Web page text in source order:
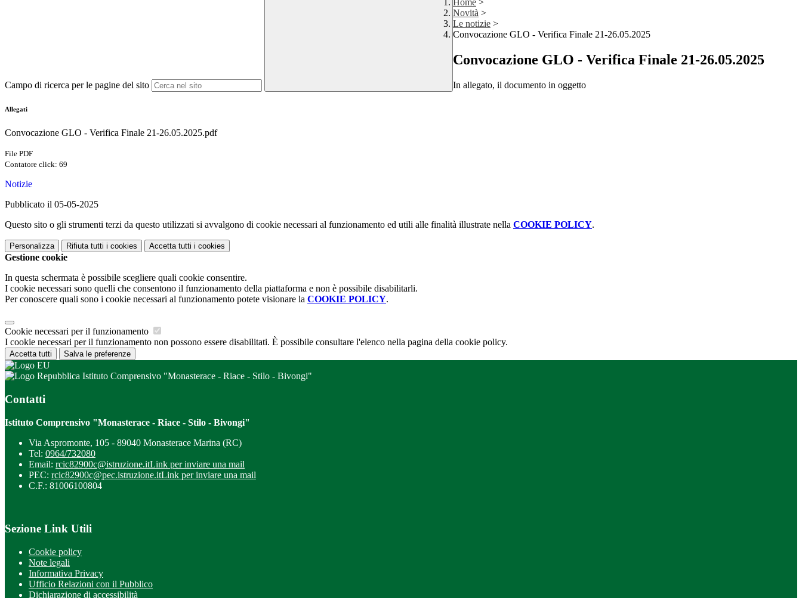
Campo di ricerca per le pagine del sito
Home >
Novità >
Le notizie >
Convocazione GLO - Verifica Finale 21-26.05.2025
Convocazione GLO - Verifica Finale 21-26.05.2025
In allegato, il documento in oggetto
Allegati
Convocazione GLO - Verifica Finale 21-26.05.2025.pdf
File PDF
Contatore click: 69
Notizie
Pubblicato il 05-05-2025
Questo sito o gli strumenti terzi da questo utilizzati si avvalgono di cookie necessari al funzionamento ed utili alle finalità illustrate nella COOKIE POLICY.
Personalizza Rifiuta tutti i cookies Accetta tutti i cookies
Gestione cookie
In questa schermata è possibile scegliere quali cookie consentire.
I cookie necessari sono quelli che consentono il funzionamento della piattaforma e non è possibile disabilitarli.
Per conoscere quali sono i cookie necessari al funzionamento potete visionare la COOKIE POLICY.
Cookie necessari per il funzionamento
I cookie necessari per il funzionamento non possono essere disabilitati. È possibile consultare l'elenco nella pagina della cookie policy.
Accetta tutti Salva le preferenze
Istituto Comprensivo "Monasterace - Riace - Stilo - Bivongi"
Contatti
Istituto Comprensivo "Monasterace - Riace - Stilo - Bivongi"
Via Aspromonte, 105 - 89040 Monasterace Marina (RC)
Tel: 0964/732080
Email: rcic82900c@istruzione.itLink per inviare una mail
PEC: rcic82900c@pec.istruzione.itLink per inviare una mail
C.F.: 81006100804
Sezione Link Utili
Cookie policy
Note legali
Informativa Privacy
Ufficio Relazioni con il Pubblico
Dichiarazione di accessibilità